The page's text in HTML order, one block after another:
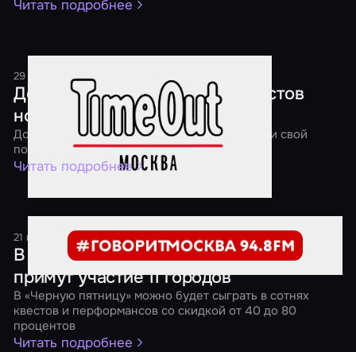
Читать подробнее
29 декабря 2017
Дед Мороз отправил в мир квестов
новогодние подарки
До 13 января 2018 года вы тоже можете найти свой
подарок в квесте!
Читать подробнее
21 ноября 2017 1 минута
В «Черной пятнице» от «Мира Квестов»
примут участие 11 городов
В «Черную пятницу» можно будет сыграть в сотнях
квестов и перформансов со скидкой от 40 до 80
процентов
Читать подробнее